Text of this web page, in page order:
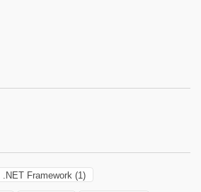
.NET Framework (1)